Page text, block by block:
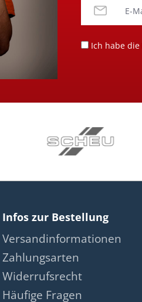
Ich habe die
Infos zur Bestellung
Versandinformationen
Zahlungsarten
Widerrufsrecht
Häufige Fragen